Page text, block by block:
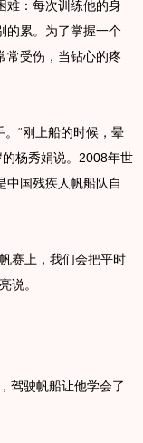
：每次训练他的身
的累。为了掌握一个
常受伤，当钻心的疼
“刚上船的时候，晕
杨秀娟说。2008年世
中国残疾人帆船队自
赛上，我们会把平时
说。
驶帆船让他学会了